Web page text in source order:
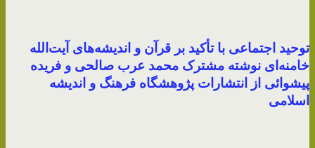
توحید اجتماعی با تأکید بر قرآن و اندیشه‌های آیت‌الله
خامنه‌ای نوشته مشترک محمد عرب صالحی و فریده
پیشوائی از انتشارات پژوهشگاه فرهنگ و اندیشه
اسلامی